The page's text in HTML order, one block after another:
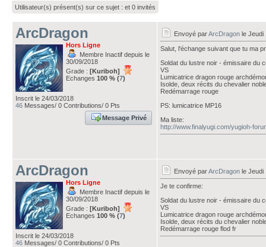
Utilisateur(s) présent(s) sur ce sujet : et 0 invités
ArcDragon
Hors Ligne
Membre Inactif depuis le
30/09/2018
Grade : [Kuriboh]
Echanges 100 % (7)
Inscrit le 24/03/2018
46 Messages/ 0 Contributions/ 0 Pts
Message Privé
Envoyé parArcDragon le Jeudi
Salut, l'échange suivant que tu ma
Soldat du lustre noir - émissaire du
VS
Lumicatrice dragon rouge
Isolde, deux récits du chevalier
Redémarrage rouge
PS: lumicatrice MP16
Ma liste:
http://www.finalyugi.com/yugioh-
ArcDragon
Hors Ligne
Membre Inactif depuis le
30/09/2018
Grade : [Kuriboh]
Echanges 100 % (7)
Inscrit le 24/03/2018
46 Messages/ 0 Contributions/ 0 Pts
Envoyé parArcDragon le Jeudi
Je te confirme:
Soldat du lustre noir - émissaire du
VS
Lumicatrice dragon rouge
Isolde, deux récits du chevalier
Redémarrage rouge flod fr